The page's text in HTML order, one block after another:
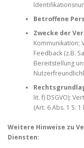
Betroffene
Zwecke der
Kommunikation;
Feedback (z.B.
Bereitstellung
lit. f) DSGVO);
(Art. 6 Abs. 1 S. 1
Weitere Hinweise zu
Diensten: